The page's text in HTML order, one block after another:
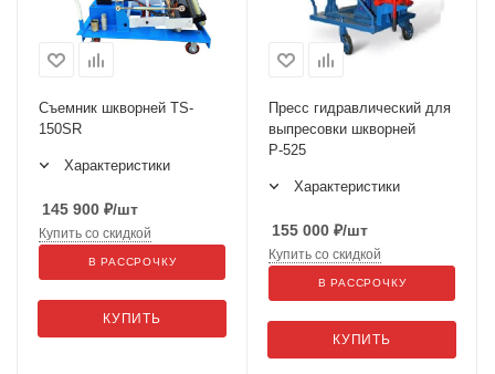
Съемник шкворней TS-
150SR
Характеристики
145 900 ₽/шт
КУПИТЬ
Купить со скидкой
В РАССРОЧКУ
Пресс гидравлический для
выпресовки шкворней
Р-525
Характеристики
155 000 ₽/шт
КУПИТЬ
Купить со скидкой
В РАССРОЧКУ